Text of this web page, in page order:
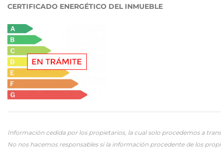
CERTIFICADO ENERGÉTICO DEL INMUEBLE
Información cedida por los propietarios, la cual solo procedemos a
No nos hacemos responsables si la información procedente de los